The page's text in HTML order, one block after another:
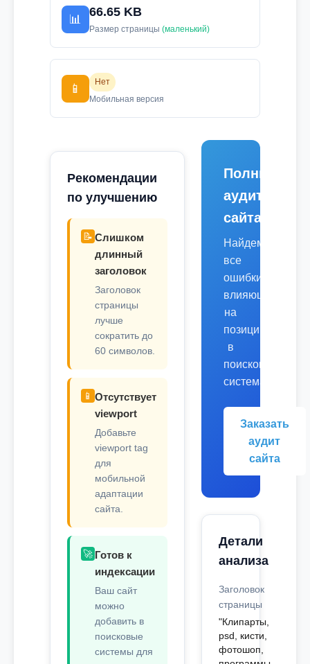
📊
66.65 KB
Размер страницы (маленький)
📱
Нет
Мобильная версия
Рекомендации
по улучшению
📝 Слишком
длинный
заголовок
Заголовок
страницы
лучше
сократить до
60 символов.
📱 Отсутствует
viewport
Добавьте
viewport tag
для
мобильной
адаптации
сайта.
🚀 Готов к
индексации
Ваш сайт
можно
добавить в
поисковые
системы для
Полный
аудит
сайта
Найдем
все
ошибки,
влияющие
на
позиции
в
поисковых
системах.
Заказать
аудит
сайта
Детали
анализа
Заголовок
страницы
"Клипарты,
psd, кисти,
фотошоп,